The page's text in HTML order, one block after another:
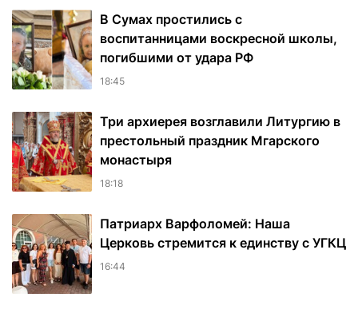
В Сумах простились с
воспитанницами воскресной школы,
погибшими от удара РФ
18:45
Три архиерея возглавили Литургию в
престольный праздник Мгарского
монастыря
18:18
Патриарх Варфоломей: Наша
Церковь стремится к единству с УГКЦ
16:44